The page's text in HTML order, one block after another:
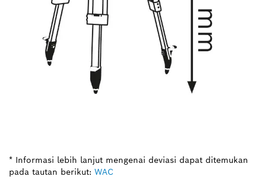
* Informasi lebih lanjut mengenai deviasi dapat ditemukan
pada tautan berikut: WAC